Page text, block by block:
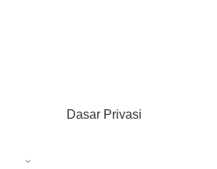
Dasar Privasi